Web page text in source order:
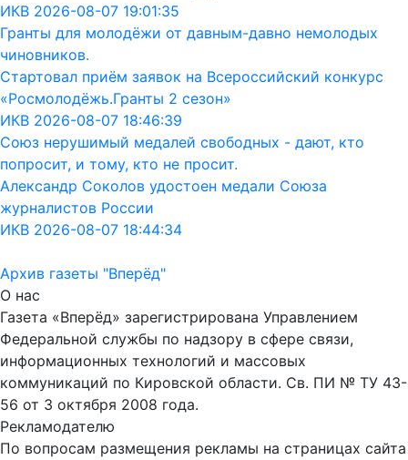
ИКВ 2026-08-07 19:01:35
Гранты для молодёжи от давным-давно немолодых
чиновников.
Стартовал приём заявок на Всероссийский конкурс
«Росмолодёжь.Гранты 2 сезон»
ИКВ 2026-08-07 18:46:39
Союз нерушимый медалей свободных - дают, кто
попросит, и тому, кто не просит.
Александр Соколов удостоен медали Союза
журналистов России
ИКВ 2026-08-07 18:44:34
Архив газеты "Вперёд"
О нас
Газета «Вперёд» зарегистрирована Управлением
Федеральной службы по надзору в сфере связи,
информационных технологий и массовых
коммуникаций по Кировской области. Св. ПИ № ТУ 43-
56 от 3 октября 2008 года.
Рекламодателю
По вопросам размещения рекламы на страницах сайта